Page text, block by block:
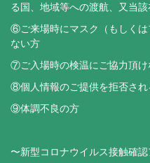
る国、地域等への渡航、又当
⑥ご来場時にマスク（もしく
ない方
⑦ご入場時の検温にご協力頂け
⑧個人情報のご提供を拒否され
⑨体調不良の方
〜新型コロナウイルス接触確